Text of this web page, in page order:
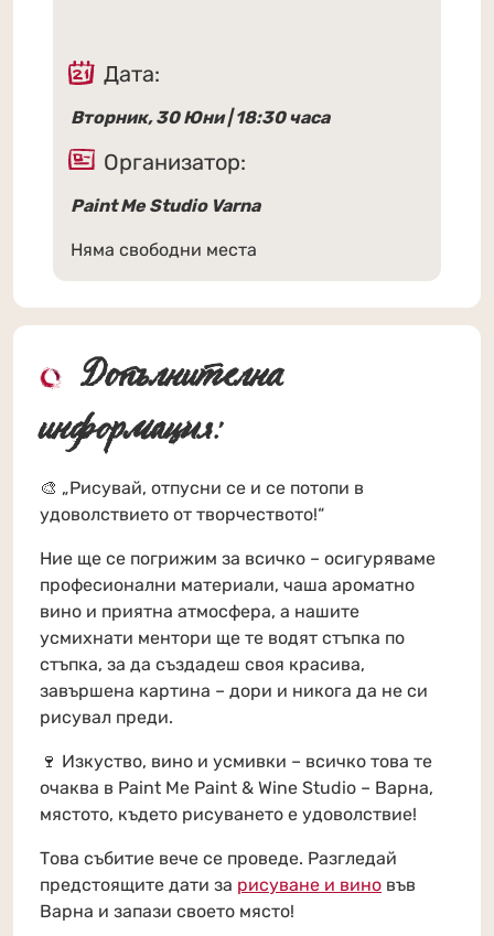
Дата:
Вторник, 30 Юни | 18:30 часа
Организатор:
Paint Me Studio Varna
Няма свободни места
Допълнителна
информация:
🎨 „Рисувай, отпусни се и се потопи в
удоволствието от творчеството!“
Ние ще се погрижим за всичко – осигуряваме
професионални материали, чаша ароматно
вино и приятна атмосфера, а нашите
усмихнати ментори ще те водят стъпка по
стъпка, за да създадеш своя красива,
завършена картина – дори и никога да не си
рисувал преди.
🍷 Изкуство, вино и усмивки – всичко това те
очаква в Paint Me Paint & Wine Studio – Варна,
мястото, където рисуването е удоволствие!
Това събитие вече се проведе. Разгледай
предстоящите дати за рисуване и вино във
Варна и запази своето място!